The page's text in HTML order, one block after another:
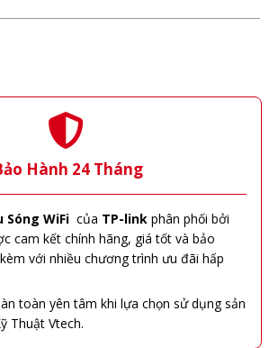
Hành 24 Tháng
Sóng WiFi của TP-link phân phối bởi
cam kết chính hãng, giá tốt và bảo
với nhiều chương trình ưu đãi hấp
toàn yên tâm khi lựa chọn sử dụng sản
Thuật Vtech.